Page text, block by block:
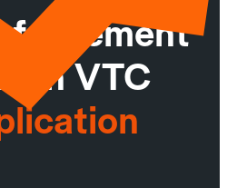
facilement
un VTC